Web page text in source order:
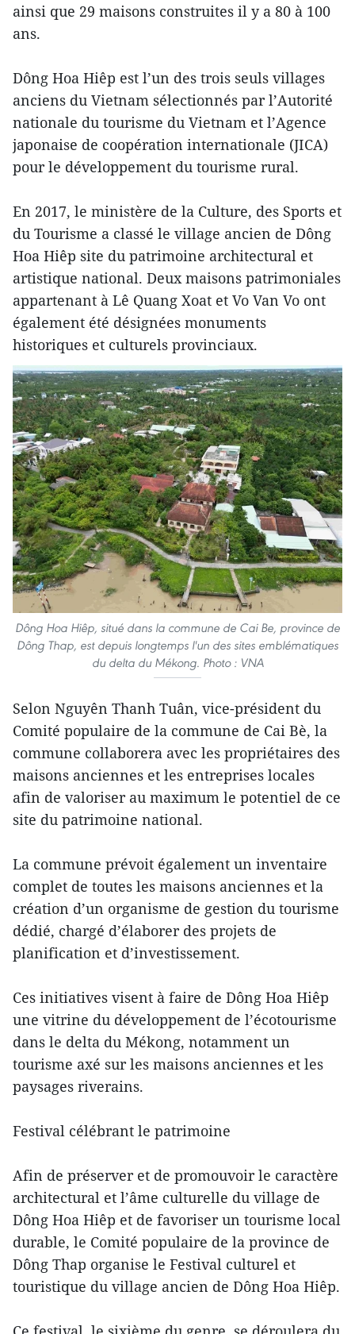
ainsi que 29 maisons construites il y a 80 à 100
ans.
Dông Hoa Hiêp est l’un des trois seuls villages
anciens du Vietnam sélectionnés par l’Autorité
nationale du tourisme du Vietnam et l’Agence
japonaise de coopération internationale (JICA)
pour le développement du tourisme rural.
En 2017, le ministère de la Culture, des Sports et
du Tourisme a classé le village ancien de Dông
Hoa Hiêp site du patrimoine architectural et
artistique national. Deux maisons patrimoniales
appartenant à Lê Quang Xoat et Vo Van Vo ont
également été désignées monuments
historiques et culturels provinciaux.
Dông Hoa Hiêp, situé dans la commune de Cai Be, province de
Dông Thap, est depuis longtemps l'un des sites emblématiques
du delta du Mékong. Photo : VNA
Selon Nguyên Thanh Tuân, vice-président du
Comité populaire de la commune de Cai Bè, la
commune collaborera avec les propriétaires des
maisons anciennes et les entreprises locales
afin de valoriser au maximum le potentiel de ce
site du patrimoine national.
La commune prévoit également un inventaire
complet de toutes les maisons anciennes et la
création d’un organisme de gestion du tourisme
dédié, chargé d’élaborer des projets de
planification et d’investissement.
Ces initiatives visent à faire de Dông Hoa Hiêp
une vitrine du développement de l’écotourisme
dans le delta du Mékong, notamment un
tourisme axé sur les maisons anciennes et les
paysages riverains.
Festival célébrant le patrimoine
Afin de préserver et de promouvoir le caractère
architectural et l’âme culturelle du village de
Dông Hoa Hiêp et de favoriser un tourisme local
durable, le Comité populaire de la province de
Dông Thap organise le Festival culturel et
touristique du village ancien de Dông Hoa Hiêp.